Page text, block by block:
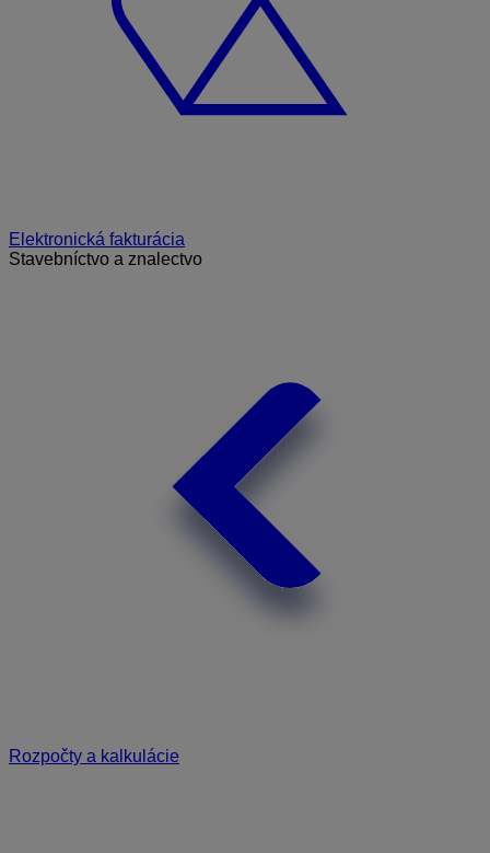
Elektronická fakturácia
Stavebníctvo a znalectvo
Rozpočty a kalkulácie